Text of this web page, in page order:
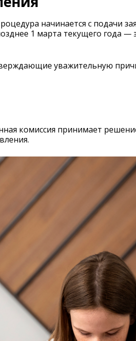
начинается с подачи
1 марта текущего года —
уважительную
комиссия принимает